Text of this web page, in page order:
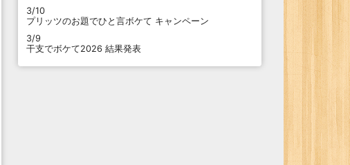
3/10
プリッツのお題でひと言ボケて キャンペーン
3/9
干支でボケて2026 結果発表